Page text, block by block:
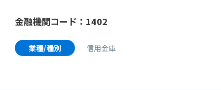
金融機関コード：1402
業種/種別 信用金庫